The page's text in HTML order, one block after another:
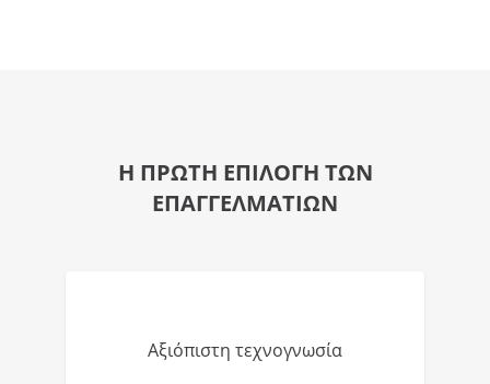
Η ΠΡΩΤΗ ΕΠΙΛΟΓΗ ΤΩΝ
ΕΠΑΓΓΕΛΜΑΤΙΩΝ
Αξιόπιστη τεχνογνωσία